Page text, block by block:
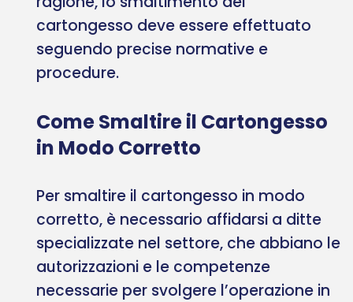
cartongesso deve essere effettuato
seguendo precise normative e
procedure.
Come Smaltire il Cartongesso
in Modo Corretto
Per smaltire il cartongesso in modo
corretto, è necessario affidarsi a ditte
specializzate nel settore, che abbiano le
autorizzazioni e le competenze
necessarie per svolgere l’operazione in